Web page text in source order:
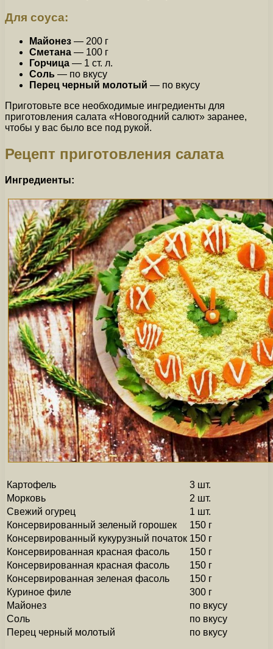
Для соуса:
Майонез — 200 г
Сметана — 100 г
Горчица — 1 ст. л.
Соль — по вкусу
Перец черный молотый — по вкусу
Приготовьте все необходимые ингредиенты для
приготовления салата «Новогодний салют» заранее,
чтобы у вас было все под рукой.
Рецепт приготовления салата
Ингредиенты:
Картофель
3 шт.
Морковь
2 шт.
Свежий огурец
1 шт.
Консервированный зеленый горошек
150 г
Консервированный кукурузный початок 150 г
Консервированная красная фасоль
150 г
Консервированная красная фасоль
150 г
Консервированная зеленая фасоль
150 г
Куриное филе
300 г
Майонез
по вкусу
Соль
по вкусу
Перец черный молотый
по вкусу